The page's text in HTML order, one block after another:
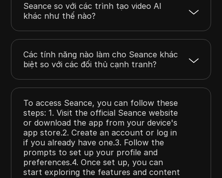
Seance so với các trình tạo video AI
khác như thế nào?
Các tính năng nào làm cho Seance khác
biệt so với các đối thủ cạnh tranh?
To access Seance, you can follow these
steps: 1. Visit the official Seance website
or download the app from your device's
app store.2. Create an account or log in
if you already have one.3. Follow the
prompts to set up your profile and
preferences.4. Once set up, you can
start exploring the features and content